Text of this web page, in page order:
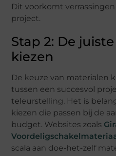
Dit voorkomt
project.
Stap 2: De
kiezen
De keuze van materialen
tussen een succesvol
teleurstelling. Het is
kiezen die passen bij de
budget. Websites zoals
scala aan doe-het-zelf